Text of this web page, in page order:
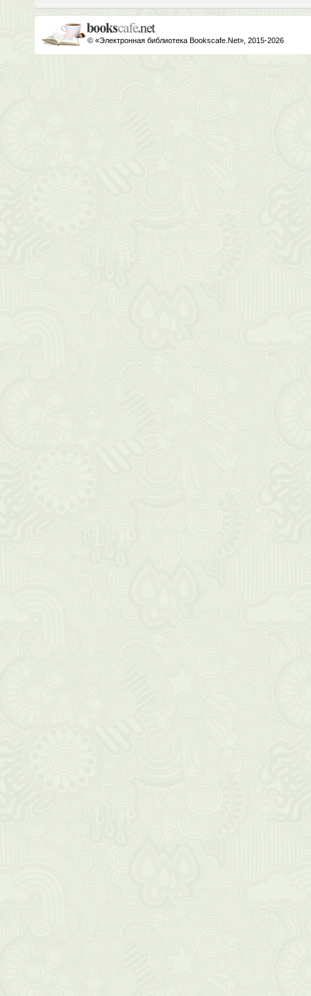
© «Электронная библиотека Bookscafe.Net», 2015-2026